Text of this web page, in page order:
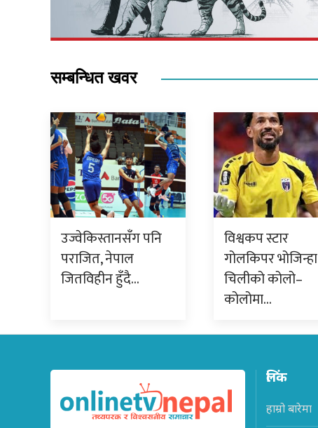
सम्बन्धित खवर
उज्वेकिस्तानसँग पनि
पराजित, नेपाल
जितविहीन हुँदै…
विश्वकप स्टार
गोलकिपर भोजिन्हा
चिलीको कोलो–
कोलोमा…
लिंक
हाम्रो बारेमा